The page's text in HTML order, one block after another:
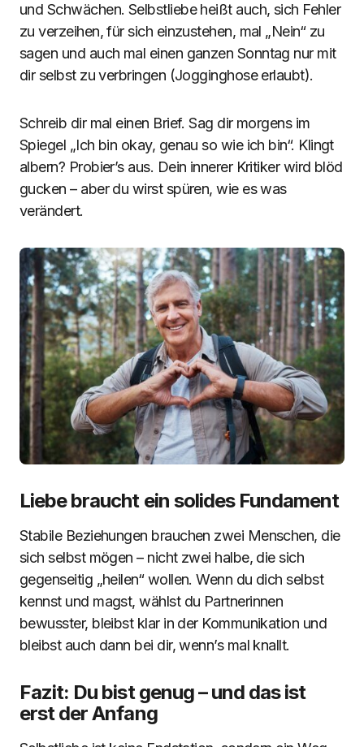
und Schwächen. Selbstliebe heißt auch, sich Fehler
zu verzeihen, für sich einzustehen, mal „Nein“ zu
sagen und auch mal einen ganzen Sonntag nur mit
dir selbst zu verbringen (Jogginghose erlaubt).
Schreib dir mal einen Brief. Sag dir morgens im
Spiegel „Ich bin okay, genau so wie ich bin“. Klingt
albern? Probier’s aus. Dein innerer Kritiker wird blöd
gucken – aber du wirst spüren, wie es was
verändert.
Liebe braucht ein solides Fundament
Stabile Beziehungen brauchen zwei Menschen, die
sich selbst mögen – nicht zwei halbe, die sich
gegenseitig „heilen“ wollen. Wenn du dich selbst
kennst und magst, wählst du Partnerinnen
bewusster, bleibst klar in der Kommunikation und
bleibst auch dann bei dir, wenn’s mal knallt.
Fazit: Du bist genug – und das ist
erst der Anfang